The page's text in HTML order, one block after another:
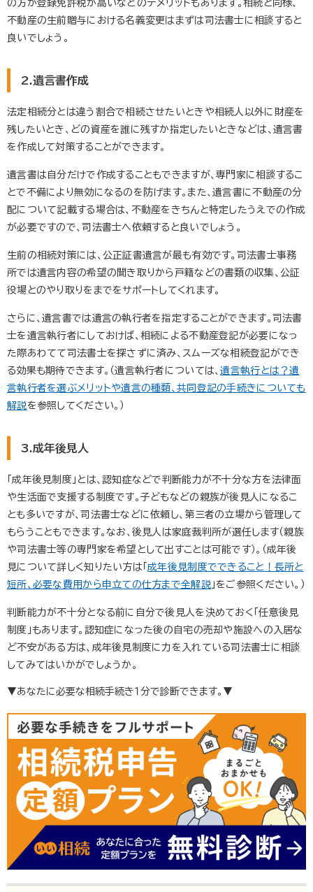
の方が登録免許税が高いなどのデメリットもあります。相続と同様、
不動産の生前贈与における名義変更はまずは司法書士に相談すると
良いでしょう。
2.遺言書作成
法定相続分とは違う割合で相続させたいときや相続人以外に財産を
残したいとき、どの資産を誰に残すか指定したいときなどは、遺言書
を作成して対策することができます。
遺言書は自分だけで作成することもできますが、専門家に相談するこ
とで不備により無効になるのを防げます。また、遺言書に不動産の分
配について記載する場合は、不動産をきちんと特定したうえでの作成
が必要ですので、司法書士へ依頼すると良いでしょう。
生前の相続対策には、公正証書遺言が最も有効です。司法書士事務
所では遺言内容の希望の聞き取りから戸籍などの書類の収集、公証
役場とのやり取りをまでをサポートしてくれます。
さらに、遺言書では遺言の執行者を指定することができます。司法書
士を遺言執行者にしておけば、相続による不動産登記が必要になっ
た際あわてて司法書士を探さずに済み、スムーズな相続登記ができ
る効果も期待できます。（遺言執行者については、遺言執行とは？遺
言執行者を選ぶメリットや遺言の種類、共同登記の手続きについても
解説 を参照してください。）
3.成年後見人
「成年後見制度」とは、認知症などで判断能力が不十分な方を法律面
や生活面で支援する制度です。子どもなどの親族が後見人になるこ
とも多いですが、司法書士などに依頼し、第三者の立場から管理して
もらうこともできます。なお、後見人は家庭裁判所が選任します（親族
や司法書士等の専門家を希望として出すことは可能です）。（成年後
見について詳しく知りたい方は「成年後見制度でできること！長所と
短所、必要な費用から申立ての仕方まで全解説 」をご参照ください。）
判断能力が不十分となる前に自分で後見人を決めておく「任意後見
制度」もあります。認知症になった後の自宅の売却や施設への入居な
ど不安がある方は、成年後見制度に力を入れている司法書士に相談
してみてはいかがでしょうか。
▼あなたに必要な相続手続き１分で診断できます。▼